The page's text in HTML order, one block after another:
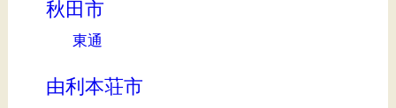
秋田市
東通
由利本荘市